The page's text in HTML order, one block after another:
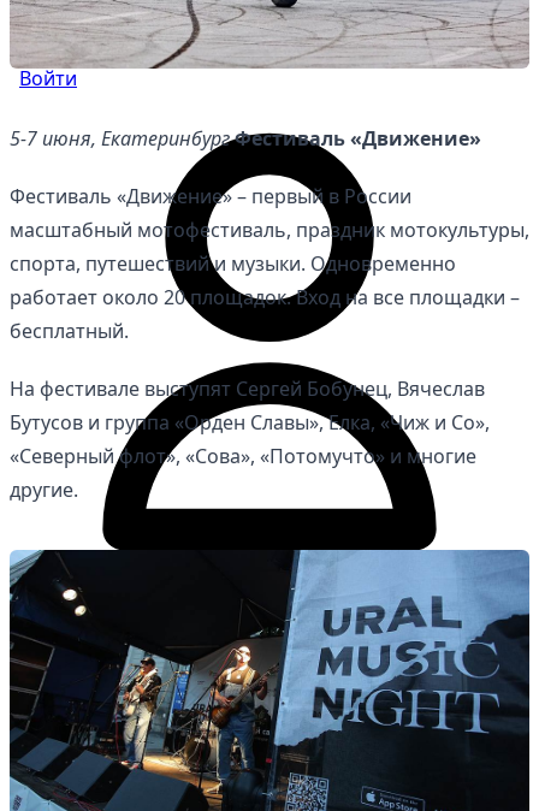
Войти
Личный кабинет
Управляйте объявлениями, отслеживайте
публикации и получайте сообщения
Войти или зарегистрироваться
5-7 июня, ЕкатеринбургФестиваль «Движение»
Фестиваль «Движение» – первый в России
масштабный мотофестиваль, праздник мотокультуры,
спорта, путешествий и музыки. Одновременно
работает около 20 площадок. Вход на все площадки –
бесплатный.
На фестивале выступят Сергей Бобунец, Вячеслав
Бутусов и группа «Орден Славы», Елка, «Чиж и Со»,
«Северный флот», «Сова», «Потомучто» и многие
другие.